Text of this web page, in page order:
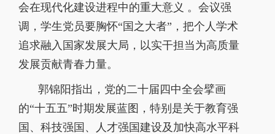
会在现代化建设进程中的重大意义 。会议强
调，学生党员要胸怀“国之大者”，把个人学术
追求融入国家发展大局，以实干担当为高质量
发展贡献青春力量。
郭锦阳指出，党的二十届四中全会擘画
的“十五五”时期发展蓝图，特别是关于教育强
国、科技强国、人才强国建设及加快高水平科